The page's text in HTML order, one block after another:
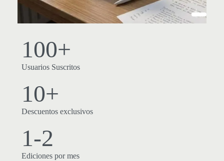
100+
Usuarios Suscritos
10+
Descuentos exclusivos
1-2
Ediciones por mes